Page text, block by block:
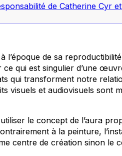
de Catherine Cyr
l’époque de sa
qui est singulier d’une
qui transforment notre
visuels et audiovisuels sont
le concept de l’aura
à la peinture,
centre de création sinon le